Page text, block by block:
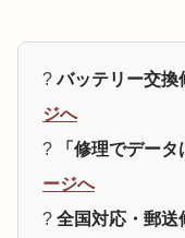
?バッテリー交換
ジへ
?
「修理でデー
ージへ
? 全国対応・郵送